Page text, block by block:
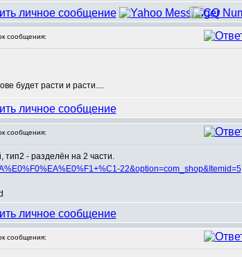
сообщения:
будет расти и расти....
сообщения:
тип2 - разделён на 2 части.
22&option=com_shop&Itemid=5
сообщения: